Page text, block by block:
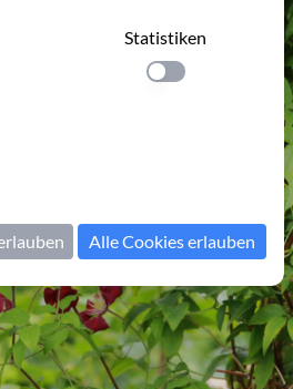
Statistiken
Einstellung
Alle Cookies erlauben